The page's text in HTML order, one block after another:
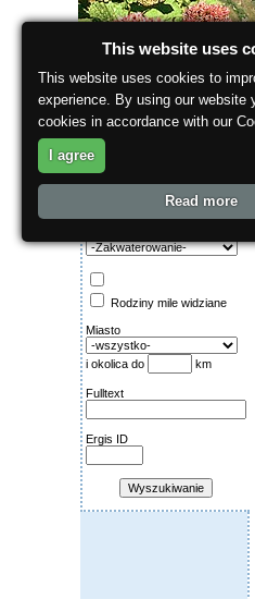
O regionie
Wyszukiwanie:
Rodziny mile widziane
Miasto
i okolica do km
Fulltext
Ergis ID
This website uses
This website uses cookies to
experience. By using our website
cookies in accordance with our
I agree
Read more